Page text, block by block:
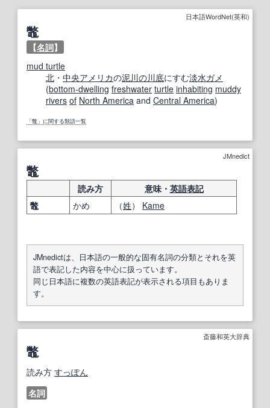
日本語WordNet(英和)
鼈
【名詞】
mud turtle
北 ・ 中央アメリカの泥川の川底にすむ淡水ガメ
(bottom-dwelling freshwater turtle inhabiting muddy
rivers of North America and Central America)
「鼈」に関する類語一覧
JMnedict
鼈
読み方 意味・ 英語表記
鼈
かめ （姓） Kame
JMnedictは、日本語の一般的な固有名詞の分類とそれを英
語で表記した内容を中心に扱っています。
同じ日本語に複数の英語表記が表示される項目もありま
す。
斎藤和英大辞典
鼈
読み方 すっぽん
名詞